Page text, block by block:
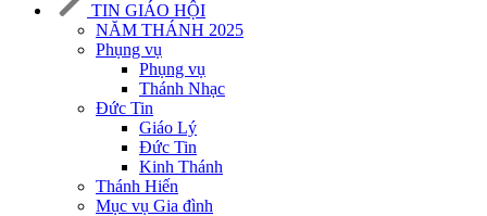
TIN GIÁO HỘI
NĂM THÁNH 2025
Phụng vụ
Phụng vụ
Thánh Nhạc
Đức Tin
Giáo Lý
Đức Tin
Kinh Thánh
Thánh Hiến
Mục vụ Gia đình